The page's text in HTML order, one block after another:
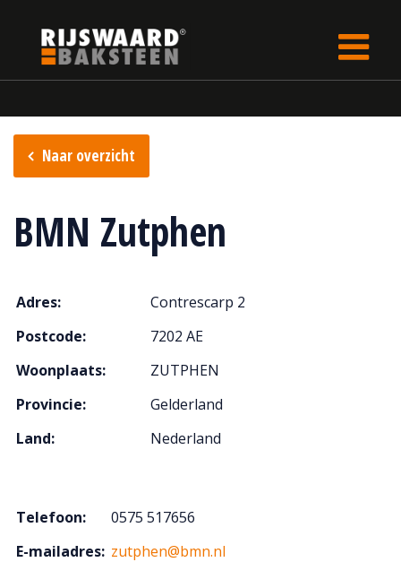
Naar overzicht
BMN Zutphen
Adres:
Contrescarp 2
Postcode:
7202 AE
Woonplaats:
ZUTPHEN
Provincie:
Gelderland
Land:
Nederland
Telefoon:
0575 517656
E-mailadres: zutphen@bmn.nl